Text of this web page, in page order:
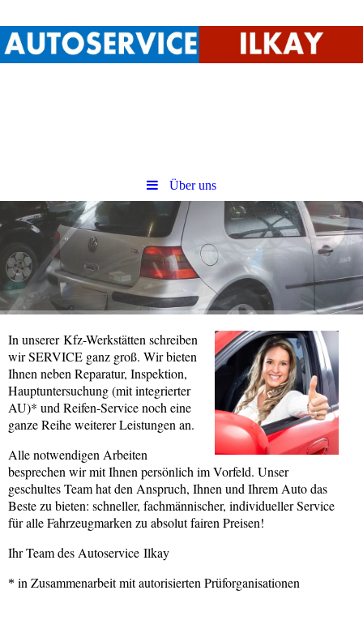
Über uns
In unserer Kfz-Werkstätten schreiben
wir SERVICE ganz groß. Wir bieten
Ihnen neben Reparatur, Inspektion,
Hauptuntersuchung (mit integrierter
AU)* und Reifen-Service noch eine
ganze Reihe weiterer Leistungen an.
Alle notwendigen Arbeiten
besprechen wir mit Ihnen persönlich im Vorfeld. Unser
geschultes Team hat den Anspruch, Ihnen und Ihrem Auto das
Beste zu bieten: schneller, fachmännischer, individueller Service
für alle Fahrzeugmarken zu absolut fairen Preisen!
Ihr Team des Autoservice Ilkay
​* in Zusammenarbeit mit autorisierten Prüforganisationen